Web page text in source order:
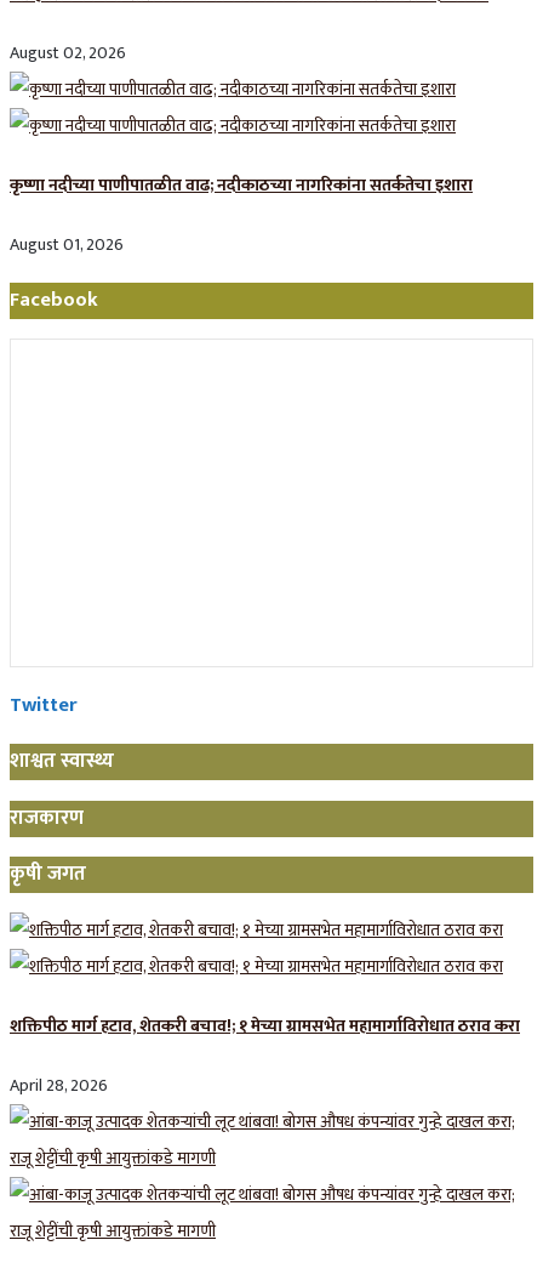
August 02, 2026
कृष्णा नदीच्या पाणीपातळीत वाढ; नदीकाठच्या नागरिकांना सतर्कतेचा इशारा
August 01, 2026
Facebook
Twitter
शाश्वत स्वास्थ्य
राजकारण
कृषी जगत
शक्तिपीठ मार्ग हटाव, शेतकरी बचाव!; १ मेच्या ग्रामसभेत महामार्गाविरोधात ठराव करा
April 28, 2026